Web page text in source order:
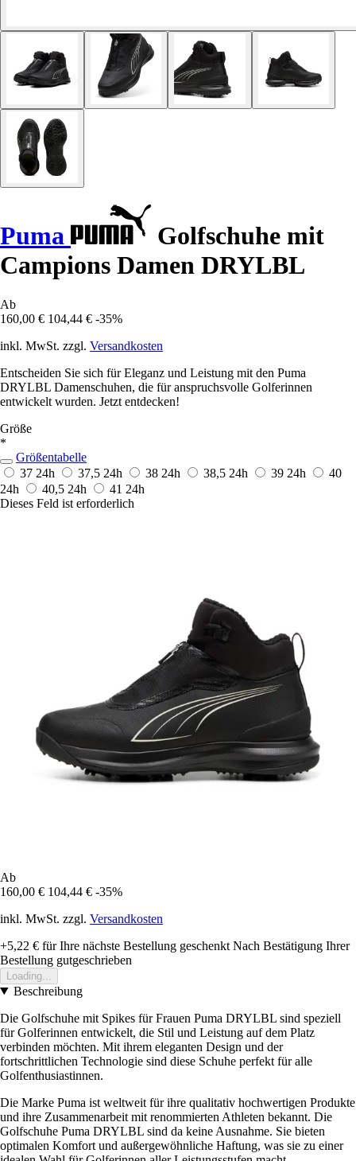
Puma
Golfschuhe mit
Campions Damen DRYLBL
Ab
160,00 € 104,44 € -35%
inkl. MwSt. zzgl. Versandkosten
Entscheiden Sie sich für Eleganz und Leistung mit den Puma
DRYLBL Damenschuhen, die für anspruchsvolle Golferinnen
entwickelt wurden. Jetzt entdecken!
Größe
*
Größentabelle
37 24h 37,5 24h 38 24h 38,5 24h 39 24h
40
24h
40,5 24h 41 24h
Dieses Feld ist erforderlich
Ab
160,00 € 104,44 € -35%
inkl. MwSt. zzgl. Versandkosten
+5,22 € für Ihre nächste Bestellung geschenkt Nach Bestätigung Ihrer
Bestellung gutgeschrieben
Loading...
Beschreibung
Die Golfschuhe mit Spikes für Frauen Puma DRYLBL sind speziell
für Golferinnen entwickelt, die Stil und Leistung auf dem Platz
verbinden möchten. Mit ihrem eleganten Design und der
fortschrittlichen Technologie sind diese Schuhe perfekt für alle
Golfenthusiastinnen.
Die Marke Puma ist weltweit für ihre qualitativ hochwertigen Produkte
und ihre Zusammenarbeit mit renommierten Athleten bekannt. Die
Golfschuhe Puma DRYLBL sind da keine Ausnahme. Sie bieten
optimalen Komfort und außergewöhnliche Haftung, was sie zu einer